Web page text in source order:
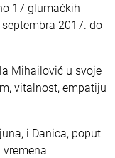
17 glumačkih
2017. do
Mihailović u svoje
vitalnost, empatiju
i Danica, poput